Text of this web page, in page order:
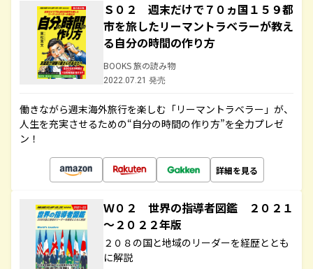
Ｓ０２ 週末だけで７０ヵ国１５９都
市を旅したリーマントラベラーが教え
る自分の時間の作り方
BOOKS 旅の読み物
2022.07.21 発売
働きながら週末海外旅行を楽しむ「リーマントラベラー」が、
人生を充実させるための“自分の時間の作り方”を全力プレゼ
ン！
詳細を見る
Ｗ０２ 世界の指導者図鑑 ２０２１
～２０２２年版
２０８の国と地域のリーダーを経歴ととも
に解説